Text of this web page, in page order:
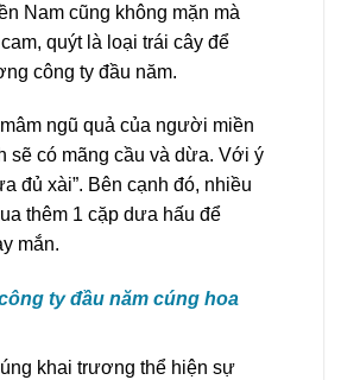
Nam cũng không mặn mà
quýt là loại trái cây để
công ty đầu năm.
ngũ quả của người miền
sẽ có mãng cầu và dừa. Với ý
đủ xài”. Bên cạnh đó, nhiều
thêm 1 cặp dưa hấu để
mắn.
ty đầu năm cúng hoa
khai trương thể hiện sự